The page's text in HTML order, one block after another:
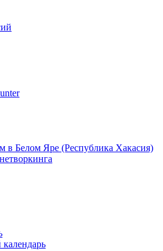
в Белом Яре (Республика Хакасия)